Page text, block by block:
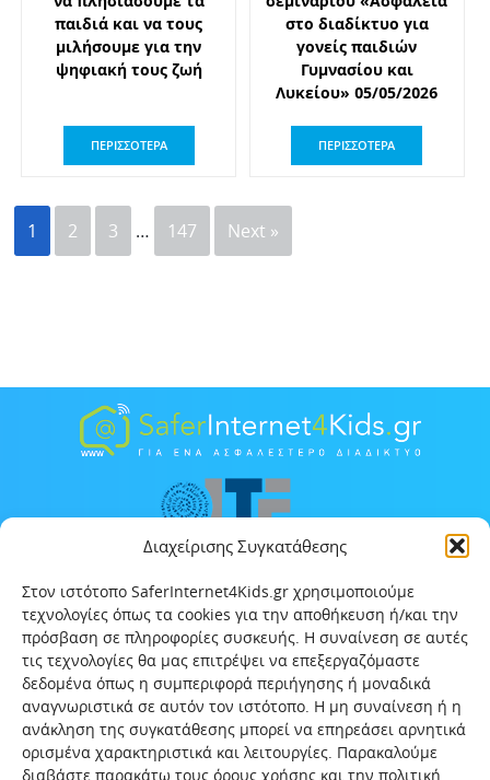
Διαχείρισης Συγκατάθεσης
Στον ιστότοπο SaferInternet4Kids.gr χρησιμοποιούμε
τεχνολογίες όπως τα cookies για την αποθήκευση ή/και την
πρόσβαση σε πληροφορίες συσκευής. Η συναίνεση σε αυτές
τις τεχνολογίες θα μας επιτρέψει να επεξεργαζόμαστε
δεδομένα όπως η συμπεριφορά περιήγησης ή μοναδικά
αναγνωριστικά σε αυτόν τον ιστότοπο. Η μη συναίνεση ή η
ανάκληση της συγκατάθεσης μπορεί να επηρεάσει αρνητικά
ορισμένα χαρακτηριστικά και λειτουργίες. Παρακαλούμε
διαβάστε παρακάτω τους όρους χρήσης και την πολιτική
παιδιά και να τους
μιλήσουμε για την
ψηφιακή τους ζωή
ΠΕΡΙΣΣΟΤΕΡΑ
στο διαδίκτυο για
γονείς παιδιών
Γυμνασίου και
Λυκείου» 05/05/2026
ΠΕΡΙΣΣΟΤΕΡΑ
1 2 3 … 147 Next »